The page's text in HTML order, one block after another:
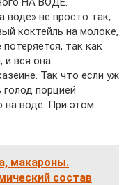
воде» не просто так,
коктейль на молоке,
так как
вся она
Так что если уж
голод порцией
на воде. При этом
макароны.
состав